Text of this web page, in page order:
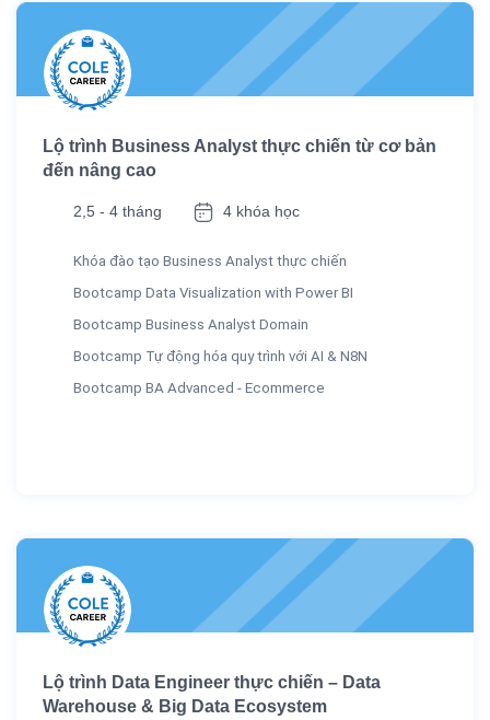
Lộ trình Business Analyst thực chiến từ cơ bản
đến nâng cao
2,5 - 4 tháng 4 khóa học
Khóa đào tạo Business Analyst thực chiến
Bootcamp Data Visualization with Power BI
Bootcamp Business Analyst Domain
Bootcamp Tự động hóa quy trình với AI & N8N
Bootcamp BA Advanced - Ecommerce
Lộ trình Data Engineer thực chiến – Data
Warehouse & Big Data Ecosystem